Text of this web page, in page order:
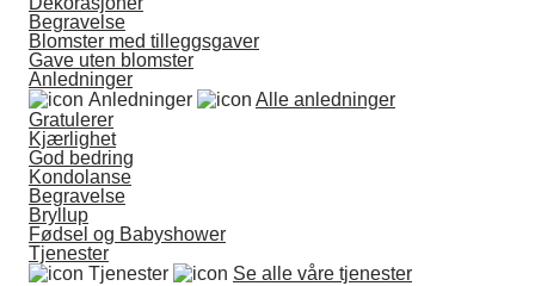
Begravelse
Blomster med tilleggsgaver
Gave uten blomster
Anledninger
Anledninger
Alle anledninger
Gratulerer
Kjærlighet
God bedring
Kondolanse
Begravelse
Bryllup
Fødsel og Babyshower
Tjenester
Tjenester
Se alle våre tjenester